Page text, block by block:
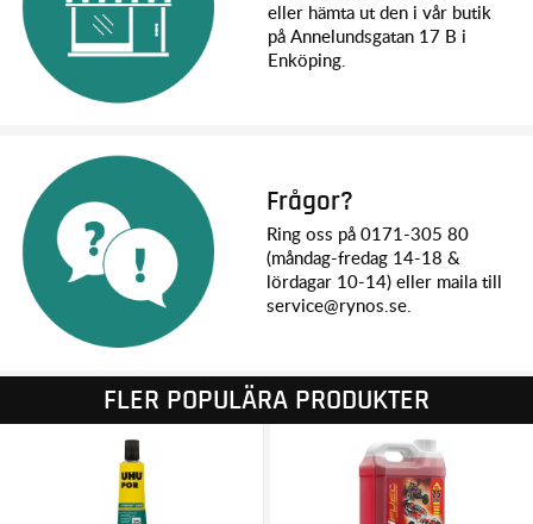
eller hämta ut den i vår butik
på Annelundsgatan 17 B i
Enköping.
Frågor?
Ring oss på 0171-305 80
(måndag-fredag 14-18 &
lördagar 10-14) eller maila till
service@rynos.se.
FLER POPULÄRA PRODUKTER